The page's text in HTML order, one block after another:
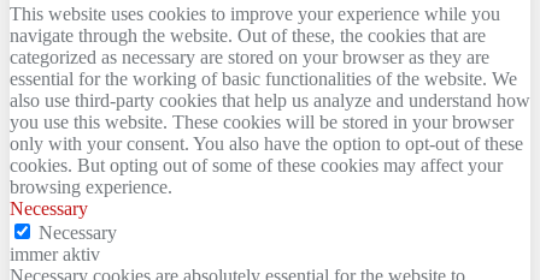
This website uses cookies to improve your experience while you
navigate through the website. Out of these, the cookies that are
categorized as necessary are stored on your browser as they are
essential for the working of basic functionalities of the website. We
also use third-party cookies that help us analyze and understand how
you use this website. These cookies will be stored in your browser
only with your consent. You also have the option to opt-out of these
cookies. But opting out of some of these cookies may affect your
browsing experience.
Necessary
Necessary
immer aktiv
Necessary cookies are absolutely essential for the website to